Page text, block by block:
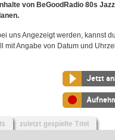
von BeGoodRadio 80s
uns Angezeigt werden, kannst
mit Angabe von Datum und
Jetzt
zuletzt gespielte Titel